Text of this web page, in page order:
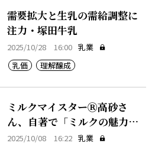
需要拡大と生乳の需給調整に
注力・塚田牛乳
2025/10/28 16:00 乳業
乳価
理解醸成
ミルクマイスターⓇ高砂さ
ん、自著で「ミルクの魅力」
発信
2025/10/08 16:22 乳業